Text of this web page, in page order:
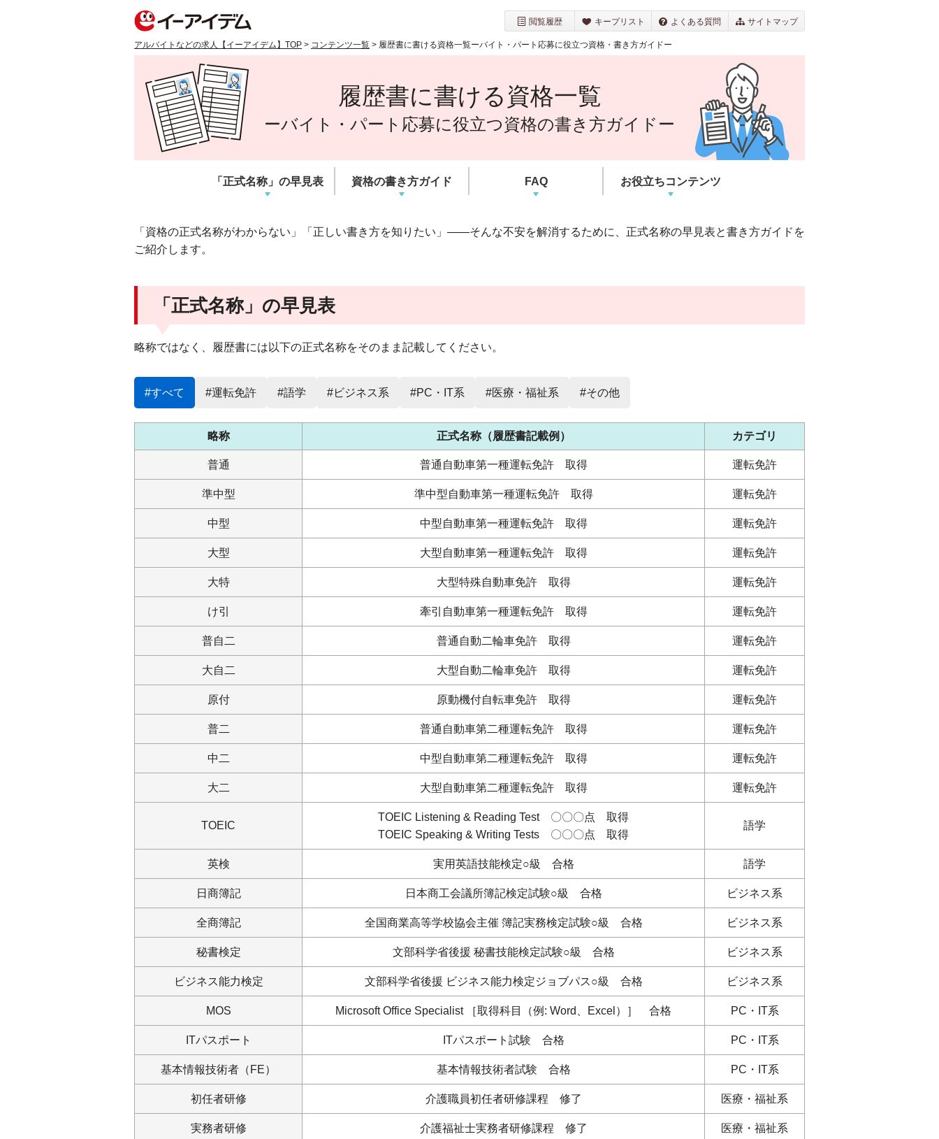
閲覧履歴 キープリスト よくある質問 サイトマップ
アルバイトなどの求人【イーアイデム】TOP > コンテンツ一覧 > 履歴書に書ける資格一覧ーバイト・パート応募に役立つ資格・書き方ガイドー
履歴書に書ける資格一覧
ーバイト・パート応募に役立つ資格の書き方ガイドー
「正式名称」の早見表 資格の書き方ガイド FAQ お役立ちコンテンツ
「資格の正式名称がわからない」「正しい書き方を知りたい」——そんな不安を解消するために、正式名称の早見表と書き方ガイドを
ご紹介します。
「正式名称」の早見表
略称ではなく、履歴書には以下の正式名称をそのまま記載してください。
#すべて #運転免許 #語学 #ビジネス系 #PC・IT系 #医療・福祉系 #その他
略称 正式名称（履歴書記載例） カテゴリ
普通 普通自動車第一種運転免許 取得 運転免許
準中型 準中型自動車第一種運転免許 取得 運転免許
中型 中型自動車第一種運転免許 取得 運転免許
大型 大型自動車第一種運転免許 取得 運転免許
大特 大型特殊自動車免許 取得 運転免許
け引 牽引自動車第一種運転免許 取得 運転免許
普自二 普通自動二輪車免許 取得 運転免許
大自二 大型自動二輪車免許 取得 運転免許
原付 原動機付自転車免許 取得 運転免許
普二 普通自動車第二種運転免許 取得 運転免許
中二 中型自動車第二種運転免許 取得 運転免許
大二 大型自動車第二種運転免許 取得 運転免許
TOEIC
TOEIC Listening & Reading Test 〇〇〇点 取得
TOEIC Speaking & Writing Tests 〇〇〇点 取得
語学
英検 実用英語技能検定○級 合格 語学
日商簿記 日本商工会議所簿記検定試験○級 合格 ビジネス系
全商簿記 全国商業高等学校協会主催 簿記実務検定試験○級 合格 ビジネス系
秘書検定 文部科学省後援 秘書技能検定試験○級 合格 ビジネス系
ビジネス能力検定 文部科学省後援 ビジネス能力検定ジョブパス○級 合格 ビジネス系
MOS Microsoft Office Specialist ［取得科目（例: Word、Excel）］ 合格 PC・IT系
ITパスポート ITパスポート試験 合格 PC・IT系
基本情報技術者（FE） 基本情報技術者試験 合格 PC・IT系
初任者研修 介護職員初任者研修課程 修了 医療・福祉系
実務者研修 介護福祉士実務者研修課程 修了 医療・福祉系